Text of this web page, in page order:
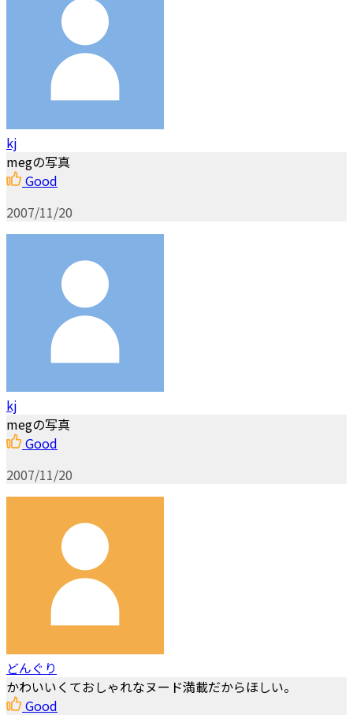
kj
megの写真
Good
2007/11/20
kj
megの写真
Good
2007/11/20
どんぐり
かわいいくておしゃれなヌード満載だからほしい。
Good